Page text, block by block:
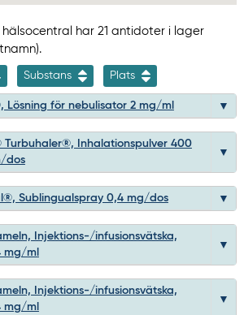
hälsocentral har 21 antidoter i lager
Substans Plats
Lösning för nebulisator 2 mg/ml
Turbuhaler®, Inhalationspulver 400
dos
Sublingualspray 0,4 mg/dos
Injektions-/infusionsvätska,
mg/ml
Injektions-/infusionsvätska,
mg/ml